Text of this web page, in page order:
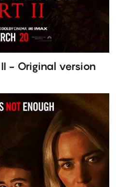
- Original version